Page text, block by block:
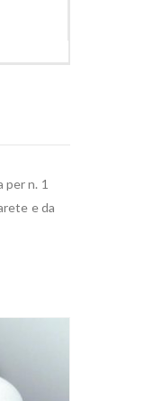
n. 1
e da